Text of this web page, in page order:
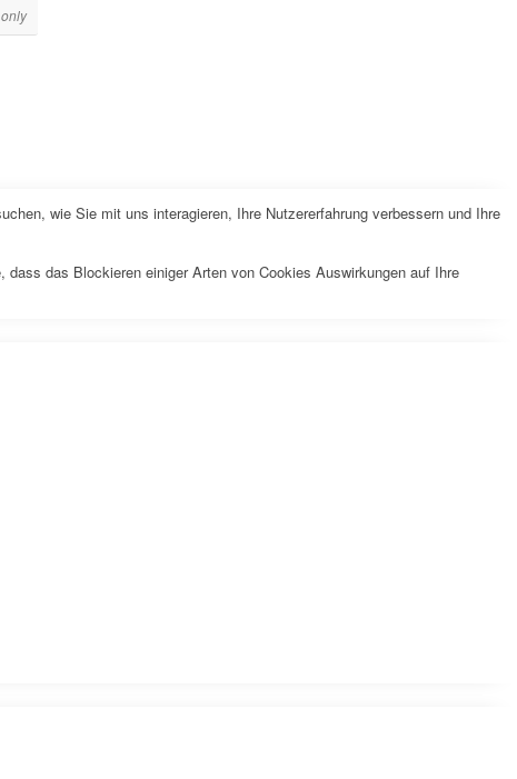
wie Sie mit uns interagieren, Ihre Nutzererfahrung verbessern und Ihre
das Blockieren einiger Arten von Cookies Auswirkungen auf Ihre